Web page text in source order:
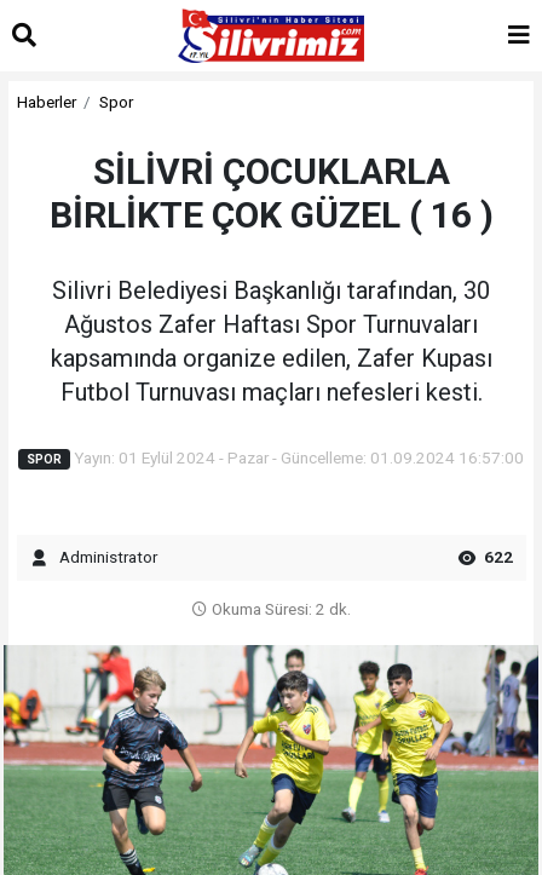
Haberler Spor
SİLİVRİ ÇOCUKLARLA
BİRLİKTE ÇOK GÜZEL ( 16 )
Silivri Belediyesi Başkanlığı tarafından, 30
Ağustos Zafer Haftası Spor Turnuvaları
kapsamında organize edilen, Zafer Kupası
Futbol Turnuvası maçları nefesleri kesti.
SPOR Yayın: 01 Eylül 2024 - Pazar - Güncelleme: 01.09.2024 16:57:00
Administrator 622
Okuma Süresi: 2 dk.